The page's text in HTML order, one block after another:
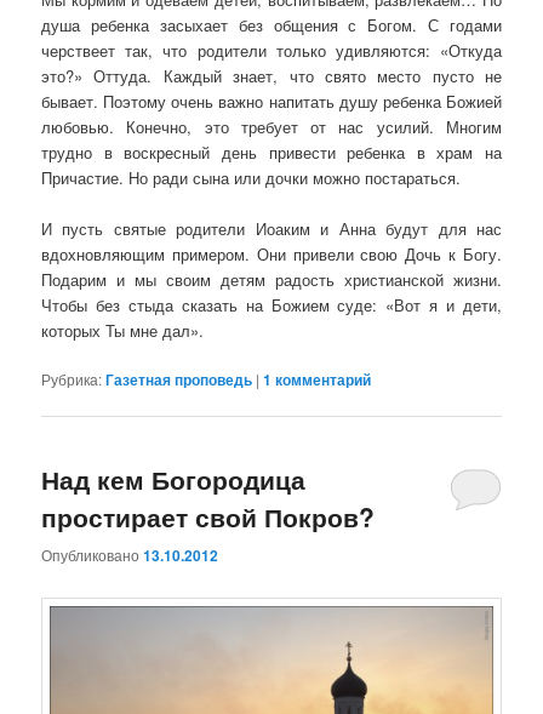
душа ребенка засыхает без общения с Богом. С годами
черствеет так, что родители только удивляются: «Откуда
это?» Оттуда. Каждый знает, что свято место пусто не
бывает. Поэтому очень важно напитать душу ребенка Божией
любовью. Конечно, это требует от нас усилий. Многим
трудно в воскресный день привести ребенка в храм на
Причастие. Но ради сына или дочки можно постараться.
И пусть святые родители Иоаким и Анна будут для нас
вдохновляющим примером. Они привели свою Дочь к Богу.
Подарим и мы своим детям радость христианской жизни.
Чтобы без стыда сказать на Божием суде: «Вот я и дети,
которых Ты мне дал».
Рубрика:Газетная проповедь |1 комментарий
Над кем Богородица
простирает свой Покров?
Опубликовано13.10.2012